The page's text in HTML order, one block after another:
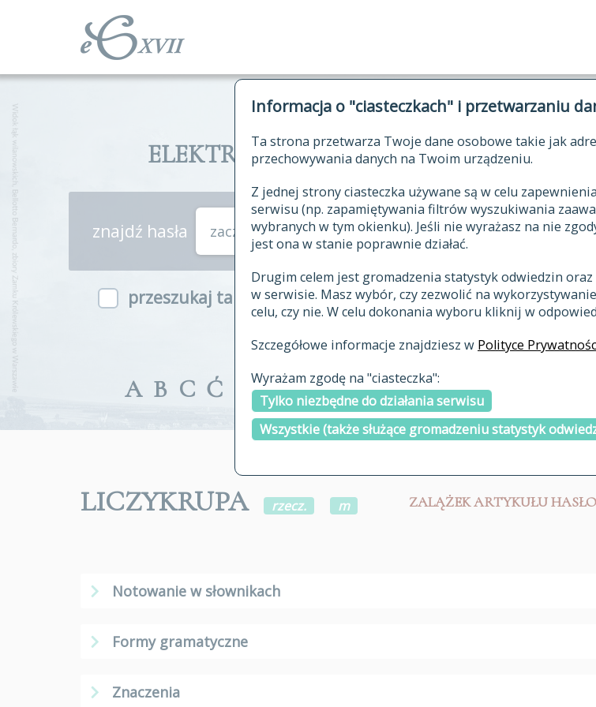
Informacja o "ciasteczkach" i przetwarzaniu
Ta strona przetwarza Twoje dane osobowe takie jak
przechowywania danych na Twoim urządzeniu.
Z jednej strony ciasteczka używane są w celu
serwisu (np. zapamiętywania filtrów wyszukiwania
wybranych w tym okienku). Jeśli nie wyrażasz na nie
jest ona w stanie poprawnie działać.
Drugim celem jest gromadzenia statystyk odwiedzin
w serwisie. Masz wybór, czy zezwolić na
celu, czy nie. W celu dokonania wyboru kliknij w
Szczegółowe informacje znajdziesz w Polityce
Wyrażam zgodę na "ciasteczka":
Tylko niezbędne do działania serwisu
Wszystkie (także służące gromadzeniu statystyk
ELEKTRONICZNY SŁOWNIK JĘZYKA
znajdź hasła zaczynające się od
przeszukaj także hasła w indeksie
A B C Ć E F G H I J K L Ł M
LICZYKRUPA rzecz. m ZALĄŻEK ARTYKUŁU
Notowanie w słownikach
Formy gramatyczne
Znaczenia